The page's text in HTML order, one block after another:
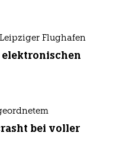
Flughafen
elektronischen
bei voller